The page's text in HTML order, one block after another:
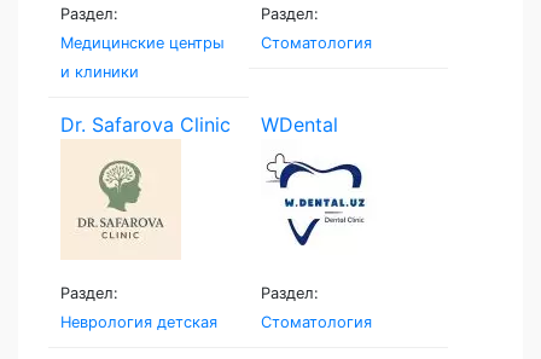
Раздел:
Медицинские центры
и клиники
Раздел:
Стоматология
Dr. Safarova Clinic
Раздел:
Неврология детская
WDental
Раздел:
Стоматология